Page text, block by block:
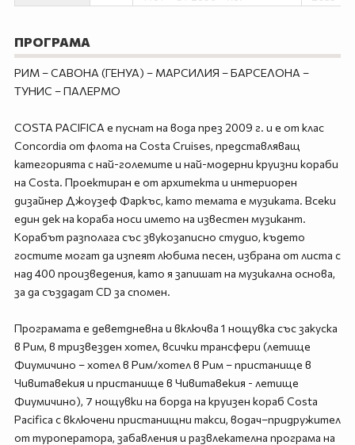
ПРОГРАМА
РИМ – САВОНА (ГЕНУА) – МАРСИЛИЯ – БАРСЕЛОНА –
ТУНИС – ПАЛЕРМО
COSTA PACIFICA е пуснат на вода през 2009 г. и е от клас
Concordia от флота на Costa Cruises, представляващ
категорията с най-големите и най-модерни круизни кораби
на Costa. Проектиран е от архитекта и интериорен
дизайнер Джоузеф Фаркъс, като темата е музиката. Всеки
един дек на кораба носи името на известен музикант.
Корабът разполага със звукозаписно студио, където
гостите могат да изпеят любима песен, избрана от листа с
над 400 произведения, като я запишат на музикална основа,
за да създадат CD за спомен.
Програмата е деветдневна и включва 1 нощувка със закуска
в Рим, в тризвезден хотел, всички трансфери (летище
Фиумичино – хотел в Рим/хотел в Рим – пристанище в
Чивитавекия и пристанище в Чивитавекия - летище
Фиумичино), 7 нощувки на борда на круизен кораб Costa
Pacifica с включени пристанищни такси, водач–придружител
от туроператора, забавления и развлекателна програма на